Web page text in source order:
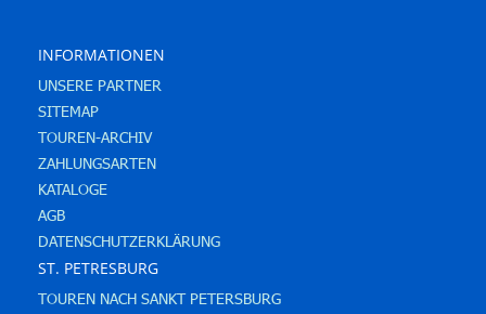
INFORMATIONEN
UNSERE PARTNER
SITEMAP
TOUREN-ARCHIV
ZAHLUNGSARTEN
KATALOGE
AGB
DATENSCHUTZERKLÄRUNG
ST. PETRESBURG
TOUREN NACH SANKT PETERSBURG